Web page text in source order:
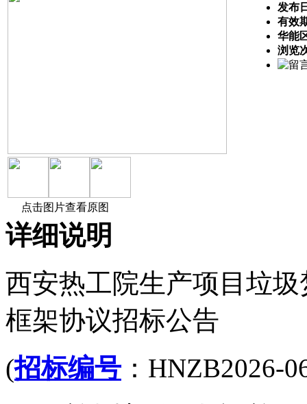
点击图片查看原图
发布
有效
华能
浏览
详细说明
西安热工院生产项目垃
框架协议招标公告
(招标编号：HNZB2026-